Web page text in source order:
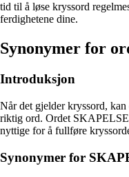
tid til å løse kryssord
ferdighetene dine.
Synonymer for
Introduksjon
Når det gjelder kryssord,
riktig ord. Ordet
nyttige for å fullføre
Synonymer for